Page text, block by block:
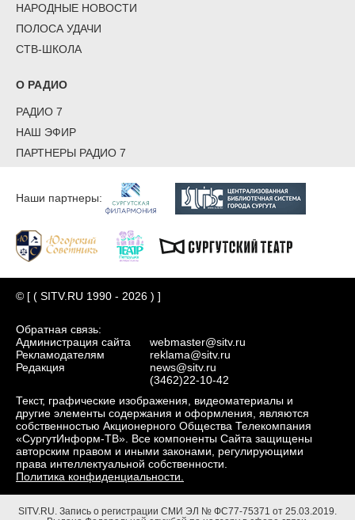
НАРОДНЫЕ НОВОСТИ
ПОЛОСА УДАЧИ
СТВ-ШКОЛА
О РАДИО
РАДИО 7
НАШ ЭФИР
ПАРТНЕРЫ РАДИО 7
Наши партнеры:
© [ ( SITV.RU 1990 - 2026 ) ]
Обратная связь:
Администрация сайта
Рекламодателям
Редакция
webmaster@sitv.ru
reklama@sitv.ru
news@sitv.ru
(3462)22-10-42
Текст, графические изображения, видеоматериалы и
другие элементы содержания и оформления, являются
собственностью Акционерного Общества Телекомпания
«СургутИнформ-ТВ». Все компоненты Сайта защищены
авторским правом и иными законами, регулирующими
права интеллектуальной собственности.
Политика конфиденциальности.
SITV.RU. Запись о регистрации СМИ ЭЛ № ФС77-75371 от 25.03.2019.